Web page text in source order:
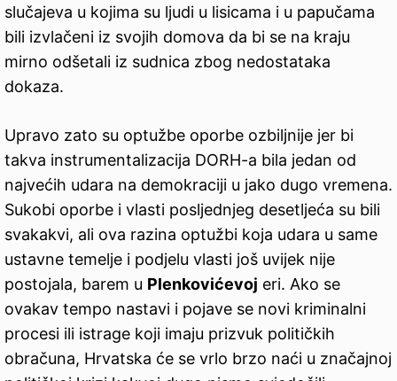
slučajeva u kojima su ljudi u lisicama i u papučama
bili izvlačeni iz svojih domova da bi se na kraju
mirno odšetali iz sudnica zbog nedostataka
dokaza.
Upravo zato su optužbe oporbe ozbiljnije jer bi
takva instrumentalizacija DORH-a bila jedan od
najvećih udara na demokraciji u jako dugo vremena.
Sukobi oporbe i vlasti posljednjeg desetljeća su bili
svakakvi, ali ova razina optužbi koja udara u same
ustavne temelje i podjelu vlasti još uvijek nije
postojala, barem u Plenkovićevoj eri. Ako se
ovakav tempo nastavi i pojave se novi kriminalni
procesi ili istrage koji imaju prizvuk političkih
obračuna, Hrvatska će se vrlo brzo naći u značajnoj